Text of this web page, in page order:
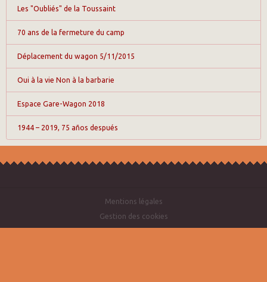
Les "Oubliés" de la Toussaint
70 ans de la fermeture du camp
Déplacement du wagon 5/11/2015
Oui à la vie Non à la barbarie
Espace Gare-Wagon 2018
1944 – 2019, 75 años después
Mentions légales
Gestion des cookies